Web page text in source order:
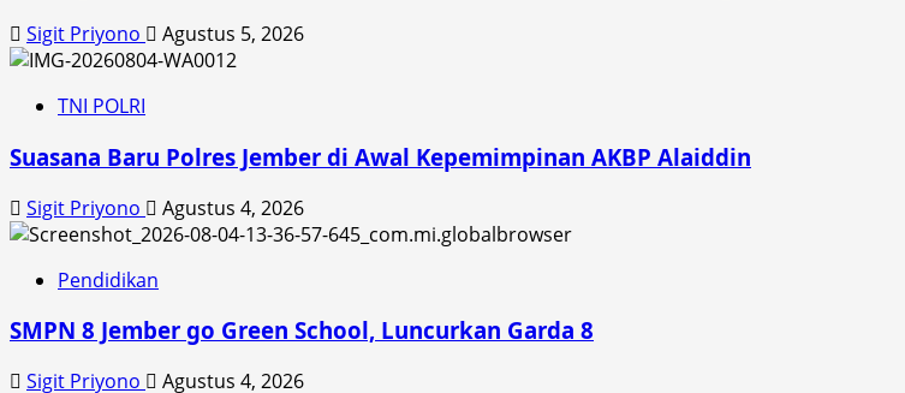
Sigit Priyono Agustus 5, 2026
TNI POLRI
Suasana Baru Polres Jember di Awal Kepemimpinan AKBP Alaiddin
Sigit Priyono Agustus 4, 2026
Pendidikan
SMPN 8 Jember go Green School, Luncurkan Garda 8
Sigit Priyono Agustus 4, 2026